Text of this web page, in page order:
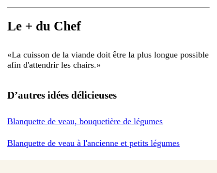
Le + du Chef
«La cuisson de la viande doit être la plus longue possible
afin d'attendrir les chairs.»
D’autres idées délicieuses
Blanquette de veau, bouquetière de légumes
Blanquette de veau à l'ancienne et petits légumes